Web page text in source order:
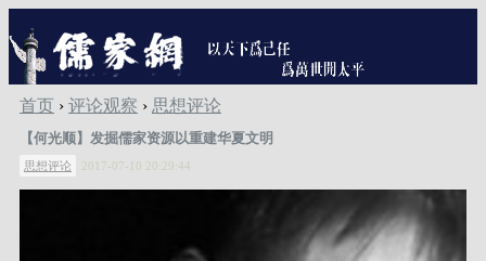
首页 › 评论观察 › 思想评论
【何光顺】发掘儒家资源以重建华夏文明
思想评论 2017-07-10 20:29:44